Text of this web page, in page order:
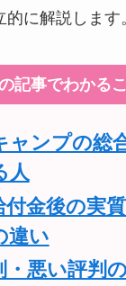
に解説します
記事でわかる
ャンプの総
人
付金後の実
違い
・悪い評判